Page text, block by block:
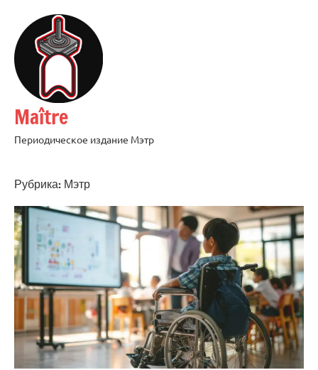
содержимому
Maître
Периодическое издание Мэтр
Рубрика: Мэтр